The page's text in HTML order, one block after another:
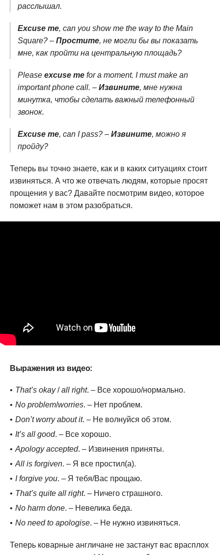
расслышал.
Excuse me, can you show me the way to the Main
Square? – Простите, не могли бы вы показать
мне, как пройти на центральную площадь?
Please excuse me for a moment. I must make an
important phone call. – Извините, мне нужна
минутка, чтобы сделать важный телефонный
звонок.
Excuse me, can I pass? – Извините, можно я
пройду?
Теперь вы точно знаете, как и в каких ситуациях стоит
извиняться. А что же отвечать людям, которые просят
прощения у вас? Давайте посмотрим видео, которое
поможет нам в этом разобраться.
Выражения из видео:
That’s okay/all right. – Все хорошо/нормально.
No problem/worries. – Нет проблем.
Don’t worry about it. – Не волнуйся об этом.
It’s all good. – Все хорошо.
Apology accepted. – Извинения приняты.
All is forgiven. – Я все простил(а).
I forgive you. – Я тебя/Вас прощаю.
That’s quite all right. – Ничего страшного.
No harm done. – Невелика беда.
No need to apologise. – Не нужно извиняться.
Теперь коварные англичане не застанут вас врасплох